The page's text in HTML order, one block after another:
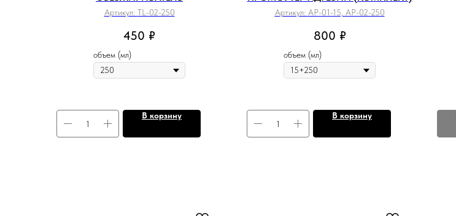
Артикул: TL-02-250
450 ₽
объем (мл)
В корзину
Артикул: AP-01-15, AP-02-250
800 ₽
объем (мл)
В корзину